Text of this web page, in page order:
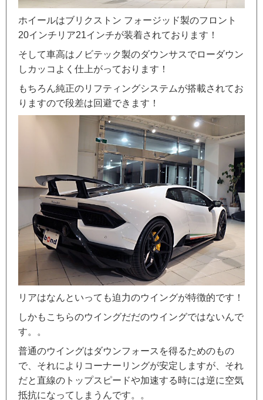
ホイールはブリクストン フォージッド製のフロント
20インチリア21インチが装着されております！
そして車高はノビテック製のダウンサスでローダウン
しカッコよく仕上がっております！
もちろん純正のリフティングシステムが搭載されてお
りますので段差は回避できます！
リアはなんといっても迫力のウイングが特徴的です！
しかもこちらのウイングだだのウイングではないんで
す。。
普通のウイングはダウンフォースを得るためのもの
で、それによりコーナーリングが安定しますが、それ
だと直線のトップスピードや加速する時には逆に空気
抵抗になってしまうんです。。